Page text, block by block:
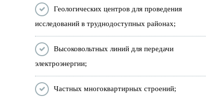
Геологических центров для проведения
исследований в труднодоступных районах;
Высоковольтных линий для передачи
электроэнергии;
Частных многоквартирных строений;